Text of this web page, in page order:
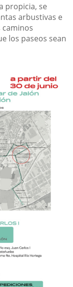
propicia, se
arbustivas e
caminos
los paseos sean